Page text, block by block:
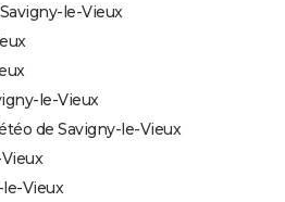
le-Vieux
le-Vieux
de Savigny-le-Vieux
Vieux